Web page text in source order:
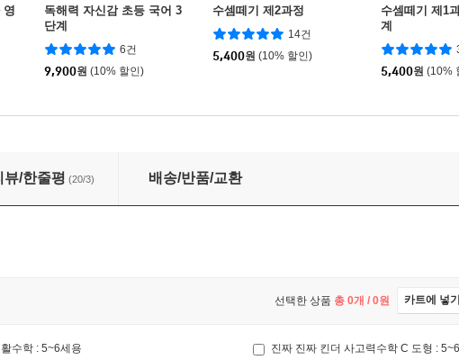
영
독해력 자신감 초등 국어 3
단계
6건
9,900원 (10% 할인)
수셈떼기 제2과정
14건
5,400원 (10% 할인)
수셈떼기 제1
계
5,400원 (10%
: 5~6세용
뷰/한줄평 (20/3) 배송/반품/교환
선택한 상품 총 0개 / 0원 카트에 넣기
수학 : 5~6세용
진짜 진짜 킨더 사고력수학 C 도형 :